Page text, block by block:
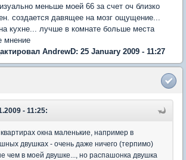
меньше моей 66 за счет оч близко
создается давящее на мозг ощущение...
кухне... лучше в комнате больше места
мнение
AndrewD: 25 January 2009 - 11:27
- 11:25:
квартирах окна маленькие, например в
двушках - очень даже ничего (терпимо)
чем в моей двушке..., но распашонка двушка